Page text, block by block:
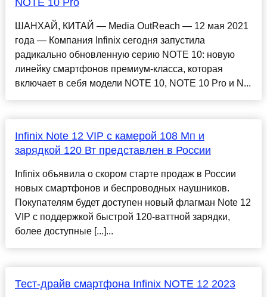
NOTE 10 Pro
ШАНХАЙ, КИТАЙ — Media OutReach — 12 мая 2021
года — Компания Infinix сегодня запустила
радикально обновленную серию NOTE 10: новую
линейку смартфонов премиум-класса, которая
включает в себя модели NOTE 10, NOTE 10 Pro и N...
Infinix Note 12 VIP с камерой 108 Мп и
зарядкой 120 Вт представлен в России
Infinix объявила о скором старте продаж в России
новых смартфонов и беспроводных наушников.
Покупателям будет доступен новый флагман Note 12
VIP с поддержкой быстрой 120-ваттной зарядки,
более доступные [...]...
Тест-драйв смартфона Infinix NOTE 12 2023